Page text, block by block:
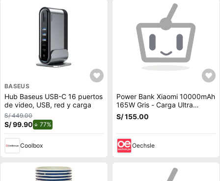
BASEUS
Hub Baseus USB-C 16 puertos
de video, USB, red y carga
S/ 449.00
S/ 99.90 77%
Coolbox
Power Bank Xiaomi 10000mAh
165W Gris - Carga Ultra
Rápida y con cable integrado
S/ 155.00
Oechsle